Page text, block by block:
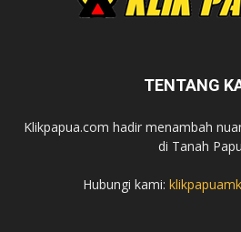
TENTANG
Klikpapua.com hadir menambah
di Tanah
Hubungi kami: